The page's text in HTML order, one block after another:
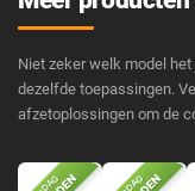
Niet zeker welk model
dezelfde toepassingen.
afzetoplossingen om de